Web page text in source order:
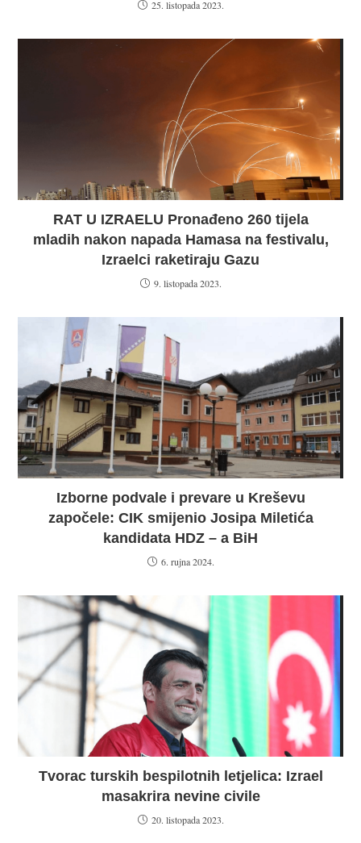
25. listopada 2023.
RAT U IZRAELU Pronađeno 260 tijela
mladih nakon napada Hamasa na festivalu,
Izraelci raketiraju Gazu
9. listopada 2023.
Izborne podvale i prevare u Kreševu
započele: CIK smijenio Josipa Miletića
kandidata HDZ – a BiH
6. rujna 2024.
Tvorac turskih bespilotnih letjelica: Izrael
masakrira nevine civile
20. listopada 2023.